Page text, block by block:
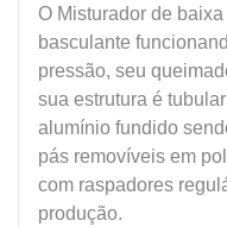
O Misturador de
basculante
pressão, seu
sua estrutura é
alumínio fundido
pás removíveis em
com raspadores
produção.